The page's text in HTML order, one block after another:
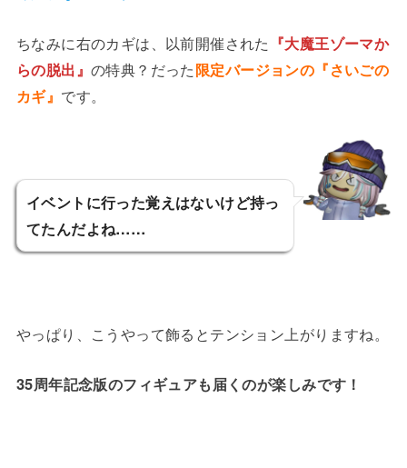
ちなみに右のカギは、以前開催された 『大魔王ゾーマか
らの脱出』 の特典？だった限定バージョンの『さいごの
カギ』 です。
イベントに行った覚えはないけど持っ
てたんだよね……
やっぱり、こうやって飾るとテンション上がりますね。
35周年記念版のフィギュアも届くのが楽しみです！